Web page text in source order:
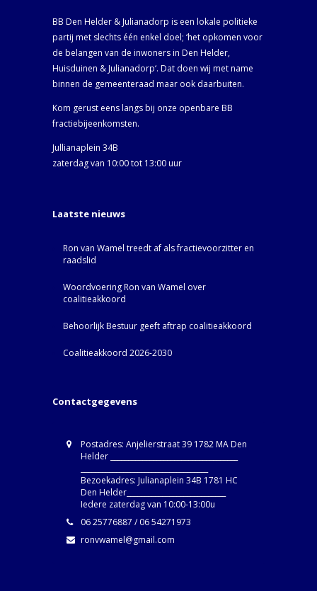
BB Den Helder & Julianadorp is een lokale politieke
partij met slechts één enkel doel; ‘het opkomen voor
de belangen van de inwoners in Den Helder,
Huisduinen & Julianadorp‘. Dat doen wij met name
binnen de gemeenteraad maar ook daarbuiten.
Kom gerust eens langs bij onze openbare BB
fractiebijeenkomsten.
Jullianaplein 34B
zaterdag van 10:00 tot 13:00 uur
Laatste nieuws
Ron van Wamel treedt af als fractievoorzitter en
raadslid
Woordvoering Ron van Wamel over
coalitieakkoord
Behoorlijk Bestuur geeft aftrap coalitieakkoord
Coalitieakkoord 2026-2030
Contactgegevens
Postadres: Anjelierstraat 39 1782 MA Den
Helder ____________________________________
Bezoekadres: Julianaplein 34B 1781 HC
Den Helder____________________________
Iedere zaterdag van 10:00-13:00u
06 25776887 / 06 54271973
ronvwamel@gmail.com